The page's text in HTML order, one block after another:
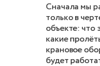
Сначала мы
только в
объекте: что
какие
крановое
будет